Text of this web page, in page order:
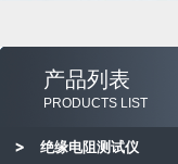
产品列表
PRODUCTS LIST
绝缘电阻测试仪